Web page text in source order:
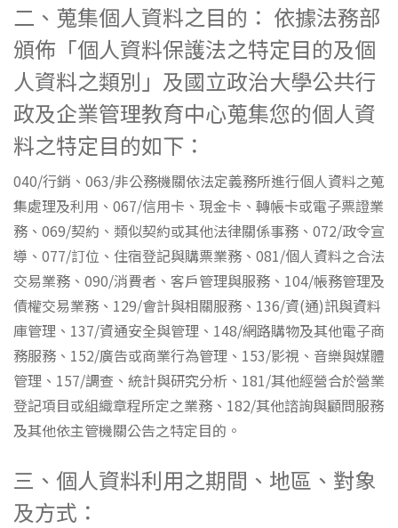
二、蒐集個人資料之目的： 依據法務部
頒佈「個人資料保護法之特定目的及個
人資料之類別」及國立政治大學公共行
政及企業管理教育中心蒐集您的個人資
料之特定目的如下：
040/行銷、063/非公務機關依法定義務所進行個人資料之蒐
集處理及利用、067/信用卡、現金卡、轉帳卡或電子票證業
務、069/契約、類似契約或其他法律關係事務、072/政令宣
導、077/訂位、住宿登記與購票業務、081/個人資料之合法
交易業務、090/消費者、客戶管理與服務、104/帳務管理及
債權交易業務、129/會計與相關服務、136/資(通)訊與資料
庫管理、137/資通安全與管理、148/網路購物及其他電子商
務服務、152/廣告或商業行為管理、153/影視、音樂與媒體
管理、157/調查、統計與研究分析、181/其他經營合於營業
登記項目或組織章程所定之業務、182/其他諮詢與顧問服務
及其他依主管機關公告之特定目的。
三、個人資料利用之期間、地區、對象
及方式：